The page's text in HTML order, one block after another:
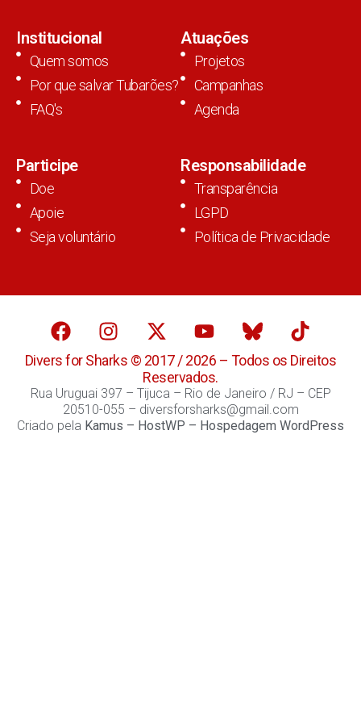
Institucional
Quem somos
Por que salvar Tubarões?
FAQ's
Atuações
Projetos
Campanhas
Agenda
Participe
Doe
Apoie
Seja voluntário
Responsabilidade
Transparência
LGPD
Política de Privacidade
Divers for Sharks © 2017 / 2026 – Todos os Direitos
Reservados.
Rua Uruguai 397 – Tijuca – Rio de Janeiro / RJ – CEP
20510-055 – diversforsharks@gmail.com
Criado pela Kamus – HostWP – Hospedagem WordPress